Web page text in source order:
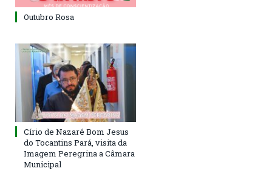
Outubro Rosa
Círio de Nazaré Bom Jesus
do Tocantins Pará, visita da
Imagem Peregrina a Câmara
Municipal